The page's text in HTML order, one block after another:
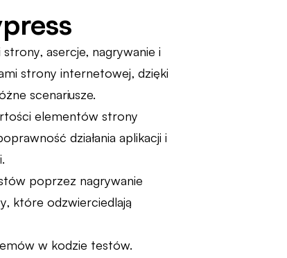
asercje, nagrywanie i
strony internetowej, dzięki
scenariusze.
elementów strony
działania aplikacji i
poprzez nagrywanie
które odzwierciedlają
w kodzie testów.